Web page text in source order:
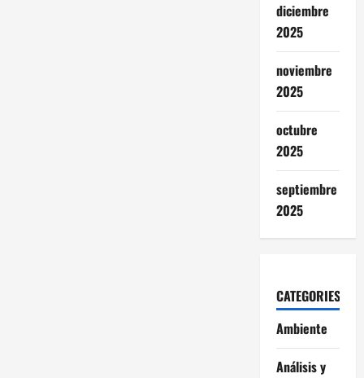
diciembre
2025
noviembre
2025
octubre
2025
septiembre
2025
CATEGORIES
Ambiente
Análisis y